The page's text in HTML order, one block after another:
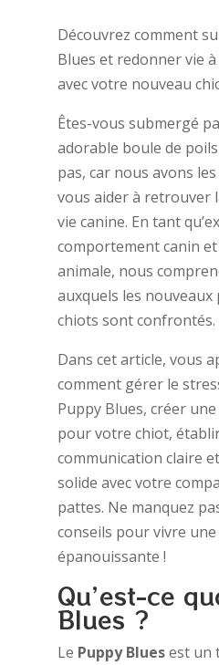
Découvrez comment
Blues et redonner vie
avec votre nouveau
Êtes-vous submergé
adorable boule de
pas, car nous avons
vous aider à retrouver
vie canine. En tant
comportement canin
animale, nous
auxquels les
chiots sont confrontés.
Dans cet article, vous
comment gérer le
Puppy Blues, créer
pour votre chiot,
communication claire
solide avec votre
pattes. Ne manquez
conseils pour vivre
épanouissante !
Qu’est-ce
Blues ?
Le Puppy Bluesest un